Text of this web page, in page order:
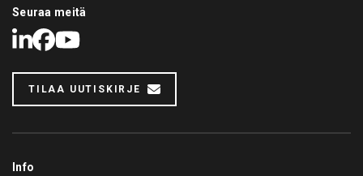
Seuraa meitä
LinkedIn
Facebook
Youtube
TILAA UUTISKIRJE
Info